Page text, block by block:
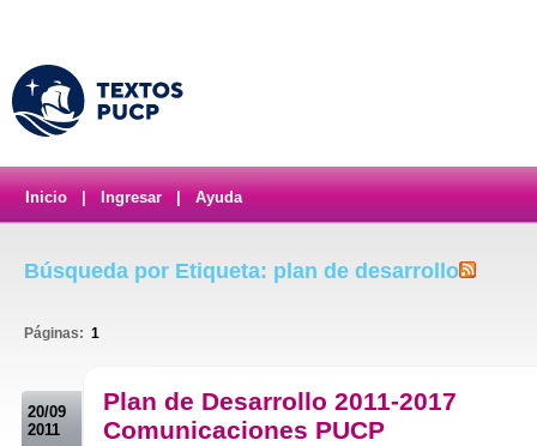
Inicio Ingresar Ayuda
Búsqueda por Etiqueta: plan de desarrollo
Páginas: 1
20/09
2011
Plan de Desarrollo 2011-2017
Comunicaciones PUCP